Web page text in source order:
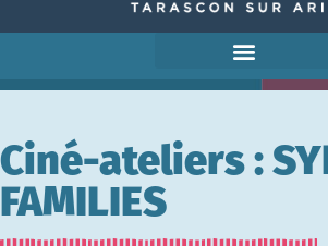
Ciné-ateliers :
FAMILIES